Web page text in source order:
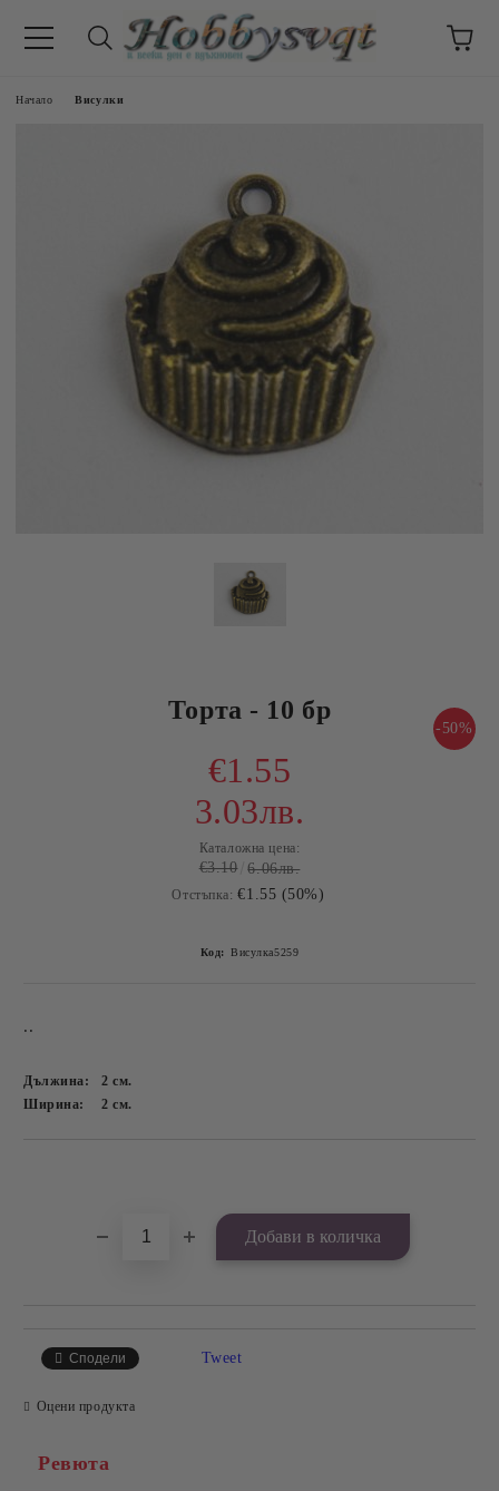
Начало Висулки
Торта - 10 бр
-50%
€1.55
3.03лв.
Каталожна цена:
€3.10 6.06лв.
Отстъпка: €1.55 (50%)
Код: Висулка5259
..
Дължина: 2см.
Ширина:
2см.
Сподели Tweet
Оцени продукта
Ревюта